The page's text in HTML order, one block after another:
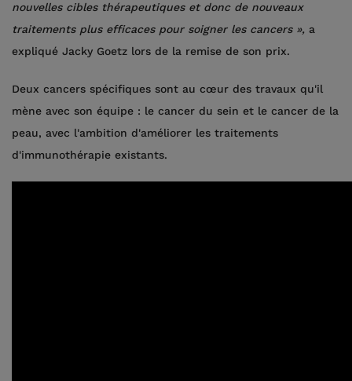
nouvelles cibles thérapeutiques et donc de nouveaux
traitements plus efficaces pour soigner les cancers», a
expliqué Jacky Goetz lors de la remise de son prix.
Deux cancers spécifiques sont au cœur des travaux qu'il
mène avec son équipe : le cancer du sein et le cancer de la
peau, avec l'ambition d'améliorer les traitements
d'immunothérapie existants.